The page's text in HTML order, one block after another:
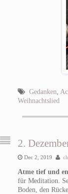
Gedanken
Weihnachtslied
2.
Dec 2, 2019
Atme tief und
für Meditation.
Boden, den